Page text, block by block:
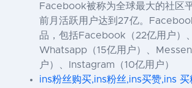
Facebook被称为全球最大的社区
前月活跃用户达到27亿。
品，包括Facebook（22亿用户）、
Whatsapp（15亿用户）、
户）、Instagram（10亿用户）
ins粉丝购买,ins粉丝,ins买赞,ins